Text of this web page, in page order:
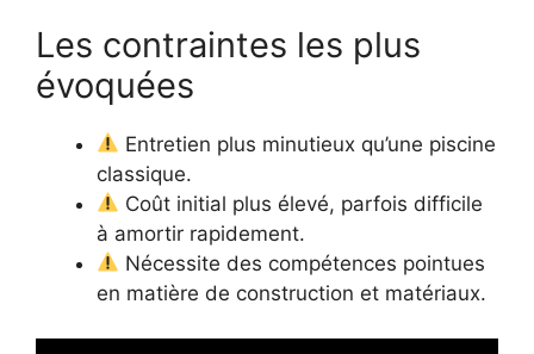
Les contraintes les plus
évoquées
Entretien plus minutieux qu’une piscine
classique.
Coût initial plus élevé, parfois difficile
à amortir rapidement.
Nécessite des compétences pointues
en matière de construction et matériaux.